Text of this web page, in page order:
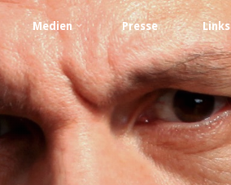
Medien Presse Links